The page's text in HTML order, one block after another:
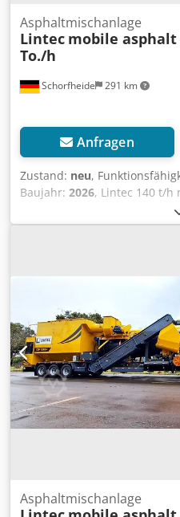
Schorfheide 291 km
Asphaltmischanlage
Lintec mobile asphalt
To./h
Anfragen
Zustand: neu,
Baujahr: 2026, Lintec 140 t/h
Baujahr: Neu - Kapazität:
m³ single trailer Dcedpeyi
Schleppförderer zum
Nomex-Schlauchfiltern;
Gehäuse aus
Thermoöl, verschleißfester
Dichtkappen und
vollautomatischer Software
Mobiler Tank: 60.000 l
Kraftstoff) gegen Aufpreis
Asphaltmischanlage